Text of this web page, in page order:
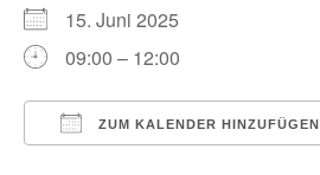
15. Juni 2025
09:00 – 12:00
ZUM KALENDER HINZUFÜGEN